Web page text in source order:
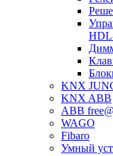
KNX
KNX ABB
ABB
WAGO
Fibaro
Умный